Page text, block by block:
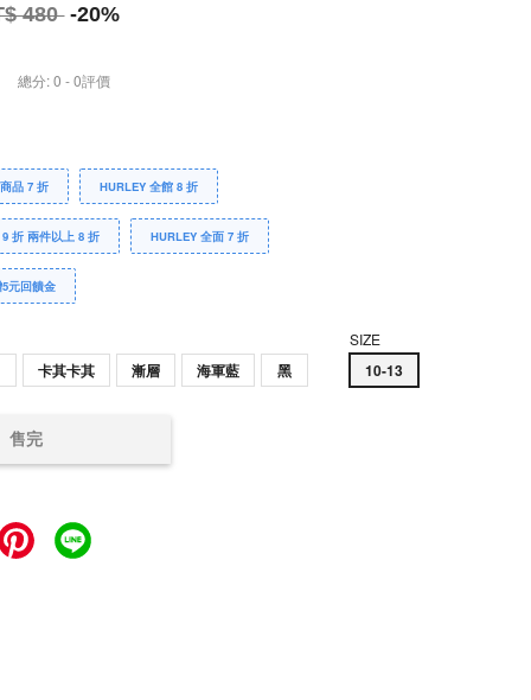
480 -20%
總分:0 -0評價
品 7 折 HURLEY 全館 8 折
折 兩件以上 8 折 HURLEY 全面 7 折
元回饋金
卡其卡其 漸層 海軍藍 黑
SIZE
10-13
售完